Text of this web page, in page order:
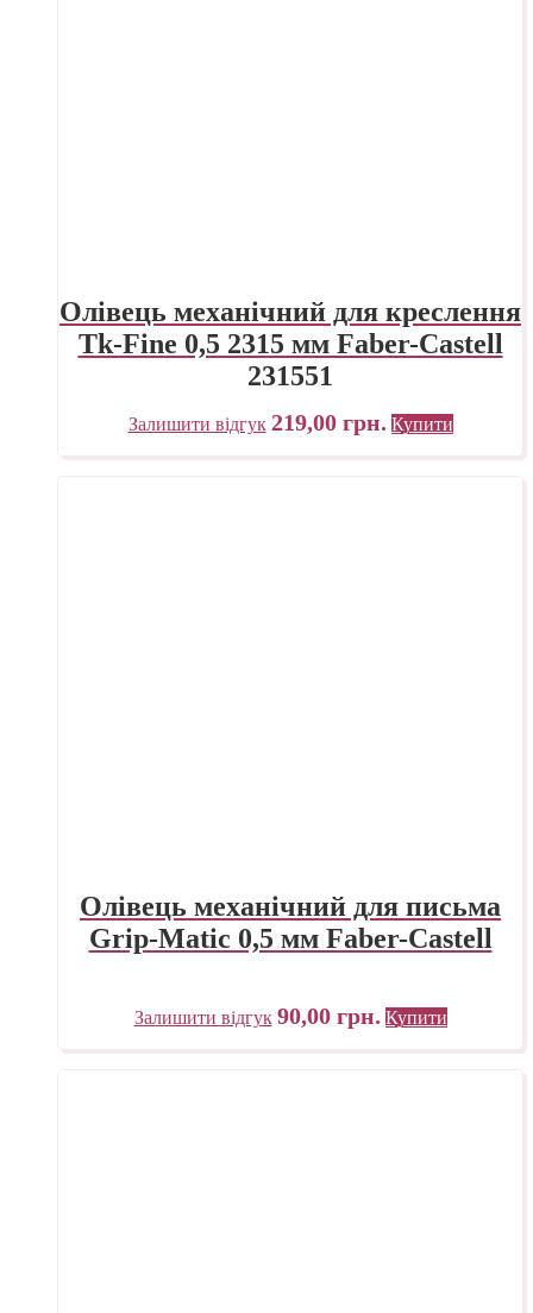
Олівець механічний для креслення
Tk-Fine 0,5 2315 мм Faber-Castell
231551
Залишити відгук 219,00 грн. Купити
Олівець механічний для письма
Grip-Matic 0,5 мм Faber-Castell
Залишити відгук 90,00 грн. Купити